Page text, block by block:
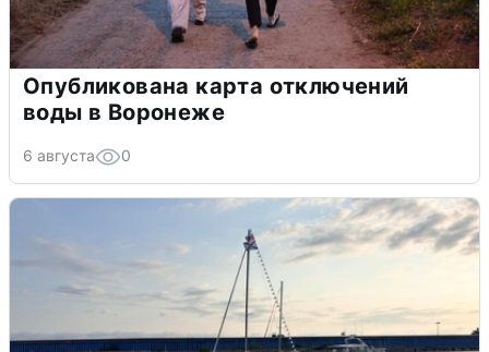
Опубликована карта отключений
воды в Воронеже
6 августа 0